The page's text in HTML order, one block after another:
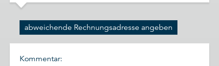
abweichende Rechnungsadresse angeben
Kommentar: